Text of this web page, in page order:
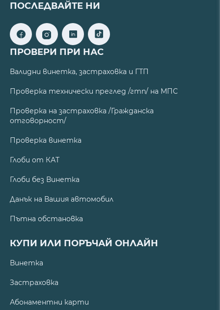
ПОСЛЕДВАЙТЕ НИ
ПРОВЕРИ ПРИ НАС
Валидни винетка, застраховка и ГТП
Проверка технически преглед /гтп/ на МПС
Проверка на застраховка /Гражданска
отговорност/
Проверка винетка
Глоби от КАТ
Глоби без Винетка
Данък на Вашия автомобил
Пътна обстановка
КУПИ ИЛИ ПОРЪЧАЙ ОНЛАЙН
Винетка
Застраховка
Абонаментни карти